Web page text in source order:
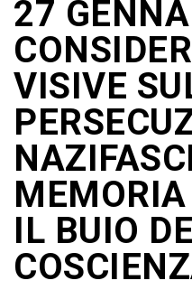
27
VISIVE
IL BUIO